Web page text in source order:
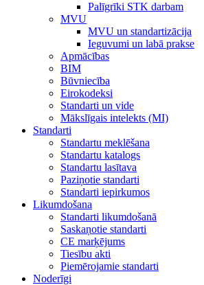
Palīgrīki STK darbam
MVU
MVU un standartizācija
Ieguvumi un labā prakse
Apmācības
BIM
Būvniecība
Eirokodeksi
Standarti un vide
Mākslīgais intelekts (MI)
Standarti
Standartu meklēšana
Standartu katalogs
Standartu lasītava
Paziņotie standarti
Standarti iepirkumos
Likumdošana
Standarti likumdošanā
Saskaņotie standarti
CE marķējums
Tiesību akti
Piemērojamie standarti
Noderīgi